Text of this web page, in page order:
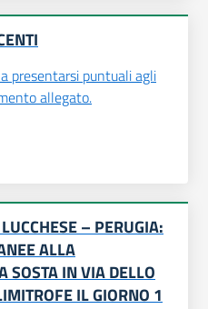
presentarsi puntuali agli
allegato.
– PERUGIA:
ALLA
SOSTA IN VIA DELLO
IL GIORNO 1